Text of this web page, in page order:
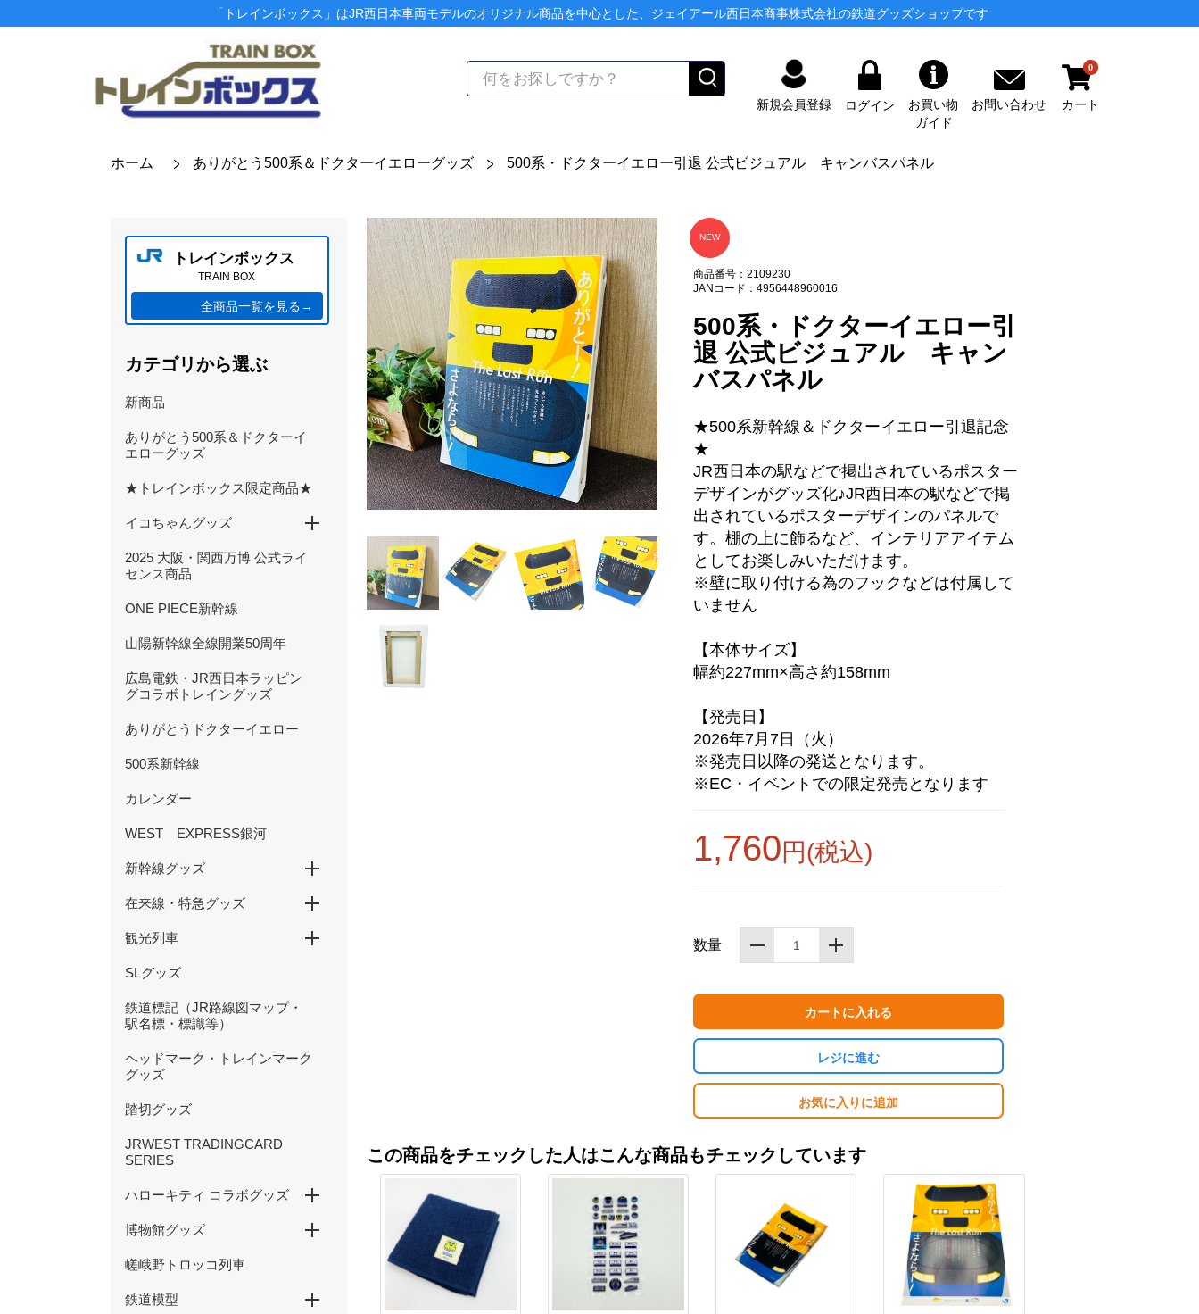
「トレインボックス」はJR西日本車両モデルのオリジナル商品を中心とした、ジェイアール西日本商事株式会社の鉄道グッズショップです
新規会員登録 ログイン
お買い物
ガイド
お問い合わせ
0
カート
ホーム ありがとう500系＆ドクターイエローグッズ 500系・ドクターイエロー引退 公式ビジュアル キャンバスパネル
トレインボックス
TRAIN BOX
全商品一覧を見る→
カテゴリから選ぶ
新商品
ありがとう500系＆ドクターイ
エローグッズ
★トレインボックス限定商品★
イコちゃんグッズ
ICOCA20周年記念グッズ
ぬいぐるみ
文具
ハンカチ・タオル
キーホルダー・アクセサリー
雑貨・日用品
バッグ・ポーチ
2025 大阪・関西万博 公式ライ
センス商品
ONE PIECE新幹線
山陽新幹線全線開業50周年
広島電鉄・JR西日本ラッピン
グコラボトレイングッズ
ありがとうドクターイエロー
500系新幹線
カレンダー
WEST EXPRESS銀河
新幹線グッズ
山陽新幹線
北陸新幹線
500 TYPE EVA
在来線・特急グッズ
国鉄型列車
201系
大阪環状線
新快速
特急くろしお
特急まほろば(安寧・悠久)
特急やくも（381・273系
かにカニエクスプレス
トワイライトエクスプレス
北陸本線（サンダーバード・
観光列車
SAKU美SAKU楽
あめつち
はなあかり
SLグッズ
鉄道標記（JR路線図マップ・
駅名標・標識等）
ヘッドマーク・トレインマーク
グッズ
踏切グッズ
JRWEST TRADINGCARD
SERIES
ハローキティ コラボグッズ
ハローキティ新幹線
ハローキティ×大阪環状線
ハローキティ はるか
博物館グッズ
京都鉄道博物館グッズ
ウメテツグッズ
津山まなびの鉄道館グッズ
嵯峨野トロッコ列車
鉄道模型
NEW
商品番号：2109230
JANコード：4956448960016
500系・ドクターイエロー引
退 公式ビジュアル キャン
バスパネル
★500系新幹線＆ドクターイエロー引退記念
★
JR西日本の駅などで掲出されているポスター
デザインがグッズ化♪JR西日本の駅などで掲
出されているポスターデザインのパネルで
す。棚の上に飾るなど、インテリアアイテム
としてお楽しみいただけます。
※壁に取り付ける為のフックなどは付属して
いません
【本体サイズ】
幅約227mm×高さ約158mm
【発売日】
2026年7月7日（火）
※発売日以降の発送となります。
※EC・イベントでの限定発売となります
1,760円(税込)
数量
カートに入れる
レジに進む
カートへ進む
お気に入りに追加
この商品をチェックした人はこんな商品もチェックしています